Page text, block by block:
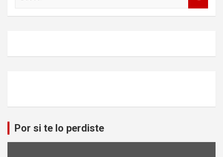
Por si te lo perdiste